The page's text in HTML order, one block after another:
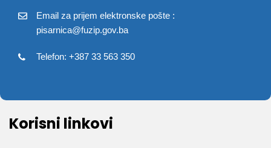
Email za prijem elektronske pošte :
pisarnica@fuzip.gov.ba
Telefon: +387 33 563 350
Korisni linkovi